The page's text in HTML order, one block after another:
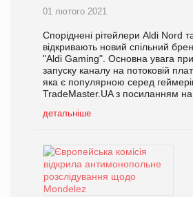
01 лютого 2021
Споріднені рітейлери Aldi Nord
відкривають новий спільний
"Aldi Gaming". Основна увага
запуску каналу на потоковій
яка є популярною серед
TradeMaster.UA з посиланням
детальніше